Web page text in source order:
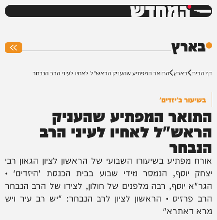
המחדש
בארץ
דף הבית בארץ התואר המפתיע שהעניק הראש"ל לאחיו לעיני הרב הנבחר
בשיעור ב'יזדים'
התואר המפתיע שהעניק
הראש"ל לאחיו לעיני הרב
הנבחר
אורח מפתיע בשיעורו השבועי של הראשון לציון הגאון רבי
יצחק יוסף, הנמסר מידי שבוע בבית הכנסת 'היזדים' •
הגר"א יוסף, רבה מלפנים של חולון, לצידו של הרב הנבחר
הרב פרזיס • הראשון לציון לרב הנבחר: "יש רב עיר ויש
מרא דאתרא"